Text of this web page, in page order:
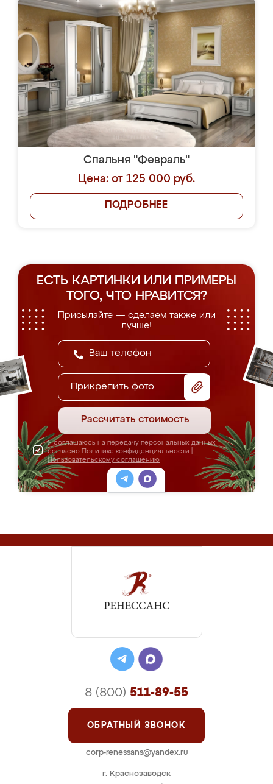
Спальня "Февраль"
Цена: от 125 000 руб.
ПОДРОБНЕЕ
ЕСТЬ КАРТИНКИ ИЛИ ПРИМЕРЫ
ТОГО, ЧТО НРАВИТСЯ?
Присылайте — сделаем также или
лучше!
Прикрепить фото
Рассчитать стоимость
Я соглашаюсь на передачу персональных данных
согласно Политике конфиденциальности
Пользовательскому соглашению
г. Краснозаводск
8 (800) 511-89-55
ОБРАТНЫЙ ЗВОНОК
corp-renessans@yandex.ru